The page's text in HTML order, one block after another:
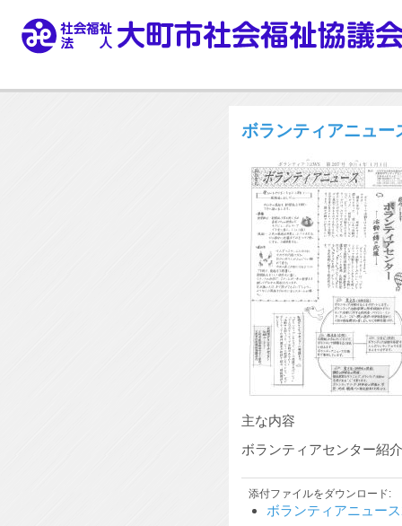
ボランティアニュ
主な内容
ボランティアセンター紹
添付ファイルをダウンロード:
ボランティアニュー